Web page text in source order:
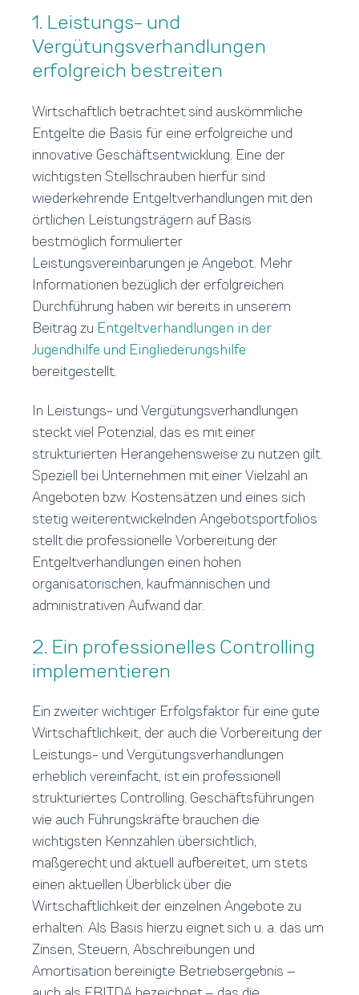
1. Leistungs- und
Vergütungsverhandlungen
erfolgreich bestreiten
Wirtschaftlich betrachtet sind auskömmliche
Entgelte die Basis für eine erfolgreiche und
innovative Geschäftsentwicklung. Eine der
wichtigsten Stellschrauben hierfür sind
wiederkehrende Entgeltverhandlungen mit den
örtlichen Leistungsträgern auf Basis
bestmöglich formulierter
Leistungsvereinbarungen je Angebot. Mehr
Informationen bezüglich der erfolgreichen
Durchführung haben wir bereits in unserem
Beitrag zu Entgeltverhandlungen in der
Jugendhilfe und Eingliederungshilfe
bereitgestellt.
In Leistungs- und Vergütungsverhandlungen
steckt viel Potenzial, das es mit einer
strukturierten Herangehensweise zu nutzen gilt.
Speziell bei Unternehmen mit einer Vielzahl an
Angeboten bzw. Kostensätzen und eines sich
stetig weiterentwickelnden Angebotsportfolios
stellt die professionelle Vorbereitung der
Entgeltverhandlungen einen hohen
organisatorischen, kaufmännischen und
administrativen Aufwand dar.
2. Ein professionelles Controlling
implementieren
Ein zweiter wichtiger Erfolgsfaktor für eine gute
Wirtschaftlichkeit, der auch die Vorbereitung der
Leistungs- und Vergütungsverhandlungen
erheblich vereinfacht, ist ein professionell
strukturiertes Controlling. Geschäftsführungen
wie auch Führungskräfte brauchen die
wichtigsten Kennzahlen übersichtlich,
maßgerecht und aktuell aufbereitet, um stets
einen aktuellen Überblick über die
Wirtschaftlichkeit der einzelnen Angebote zu
erhalten. Als Basis hierzu eignet sich u. a. das um
Zinsen, Steuern, Abschreibungen und
Amortisation bereinigte Betriebsergebnis –